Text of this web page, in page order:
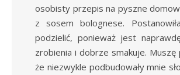
osobisty przepis na pyszne
z sosem bolognese.
podzielić, ponieważ jest
zrobienia i dobrze smakuje. Muszę
że niezwykle podbudowały mnie